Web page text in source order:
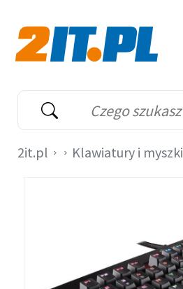
Wyszukiwarka
Słowo kluczowe
2it.pl Klawiatury i myszki